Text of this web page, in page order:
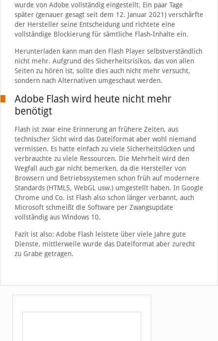
wurde von Adobe vollständig eingestellt. Ein paar Tage
später (genauer gesagt seit dem 12. Januar 2021) verschärfte
der Hersteller seine Entscheidung und richtete eine
vollständige Blockierung für sämtliche Flash-Inhalte ein.
Herunterladen kann man den Flash Player selbstverständlich
nicht mehr. Aufgrund des Sicherheitsrisikos, das von allen
Seiten zu hören ist, sollte dies auch nicht mehr versucht,
sondern nach Alternativen umgeschaut werden.
Adobe Flash wird heute nicht mehr
benötigt
Flash ist zwar eine Erinnerung an frühere Zeiten, aus
technischer Sicht wird das Dateiformat aber wohl niemand
vermissen. Es hatte einfach zu viele Sicherheitslücken und
verbrauchte zu viele Ressourcen. Die Mehrheit wird den
Wegfall auch gar nicht bemerken, da die Hersteller von
Browsern und Betriebssystemen schon früh auf modernere
Standards (HTML5, WebGL usw.) umgestellt haben. In Google
Chrome und Co. ist Flash also schon länger verbannt, auch
Microsoft schmeißt die Software per Zwangsupdate
vollständig aus Windows 10.
Fazit ist also: Adobe Flash leistete über viele Jahre gute
Dienste, mittlerweile wurde das Dateiformat aber zurecht
zu Grabe getragen.